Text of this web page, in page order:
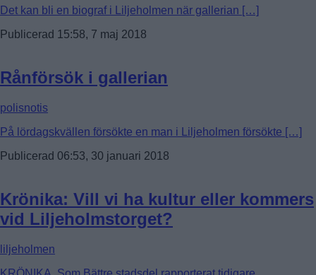
Det kan bli en biograf i Liljeholmen när gallerian […]
Publicerad 15:58, 7 maj 2018
Rånförsök i gallerian
polisnotis
På lördagskvällen försökte en man i Liljeholmen försökte […]
Publicerad 06:53, 30 januari 2018
Krönika: Vill vi ha kultur eller kommers
vid Liljeholmstorget?
liljeholmen